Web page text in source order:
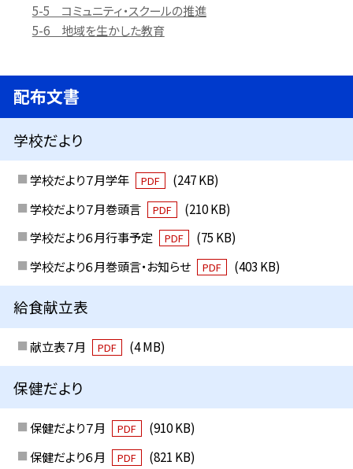
5-5 コミュニティ・スクールの推進
5-6 地域を生かした教育
配布文書
学校だより
学校だより７月学年 PDF
(247 KB)
学校だより７月巻頭言
PDF
(210 KB)
学校だより６月行事予定
PDF
(75 KB)
学校だより６月巻頭言・お知らせ
PDF (403 KB)
給食献立表
献立表７月 PDF (4 MB)
保健だより
保健だより７月 PDF
(910 KB)
保健だより６月
PDF (821 KB)